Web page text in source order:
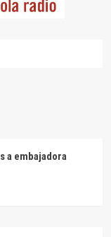
a embajadora